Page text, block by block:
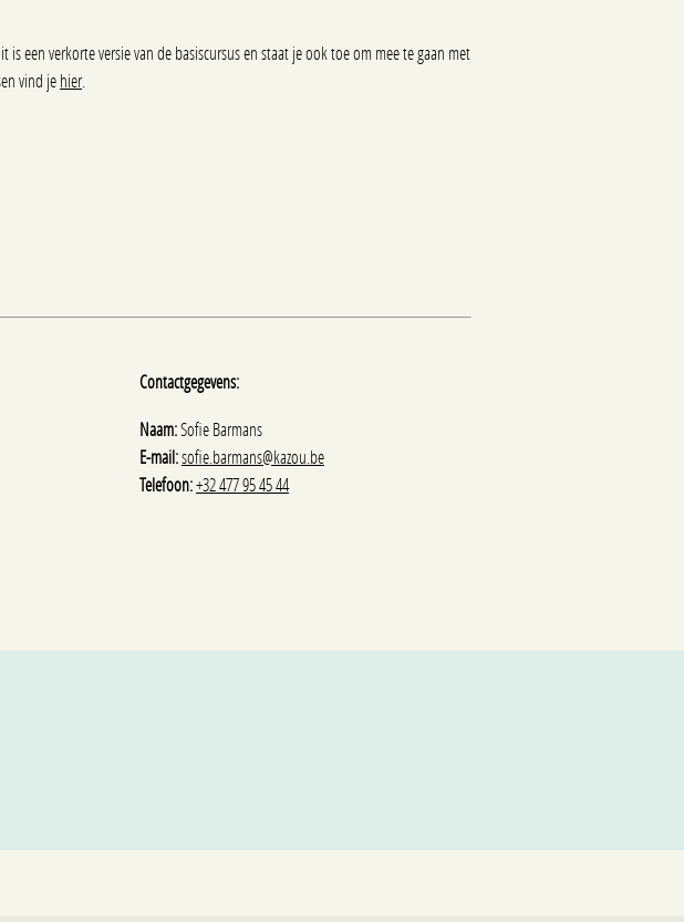
een verkorte versie van de basiscursus en staat je ook toe om mee te gaan met
vind jehier.
Contactgegevens:
Naam:Sofie Barmans
E-mail:sofie.barmans@kazou.be
Telefoon:+32 477 95 45 44